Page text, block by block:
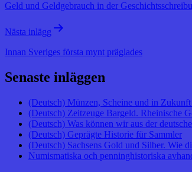
Geld und Geldgebrauch in der
Nästa inlägg
Innan Sveriges första mynt präglades
Senaste inläggen
(Deutsch) Münzen, Scheine und in
(Deutsch) Zeitzeuge Bargeld. Rheinische
(Deutsch) Was können wir aus der
(Deutsch) Geprägte Historie für Sammler
(Deutsch) Sachsens Gold und Silber. Wie
Numismatiska och penninghistoriska